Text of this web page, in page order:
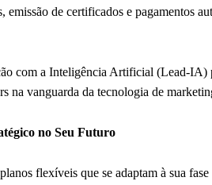
emissão de certificados e pagamentos
com a Inteligência Artificial (Lead-IA)
na vanguarda da tecnologia de
no Seu Futuro
flexíveis que se adaptam à sua